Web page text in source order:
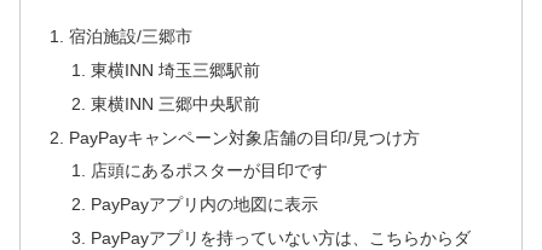
宿泊施設/三郷市
東横INN 埼玉三郷駅前
東横INN 三郷中央駅前
PayPayキャンペーン対象店舗の目印/見つけ方
店頭にあるポスターが目印です
PayPayアプリ内の地図に表示
PayPayアプリを持っていない方は、こちらからダ